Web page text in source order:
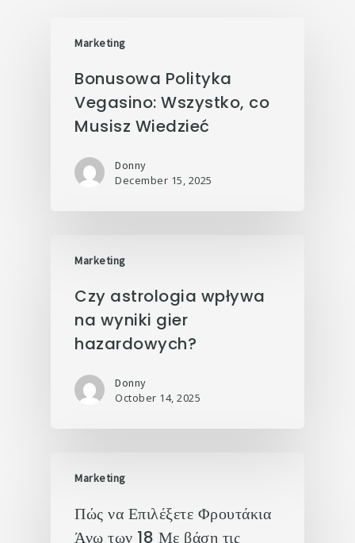
Marketing
Bonusowa Polityka
Vegasino: Wszystko, co
Musisz Wiedzieć
Donny
December 15, 2025
Marketing
Czy astrologia wpływa
na wyniki gier
hazardowych?
Donny
October 14, 2025
Marketing
Πώς να Επιλέξετε Φρουτάκια
Άνω των 18 Με βάση τις